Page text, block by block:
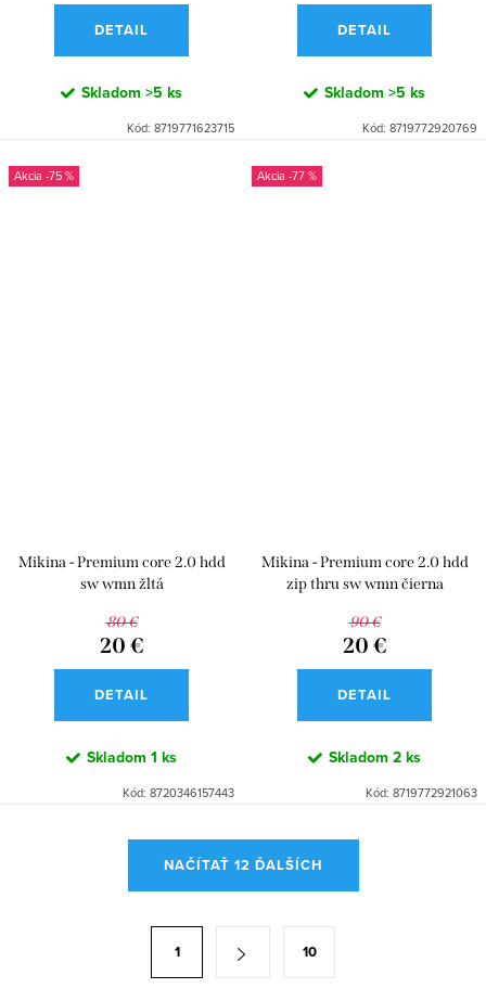
DETAIL
Skladom >5 ks
Kód: 8719771623715
DETAIL
Skladom >5 ks
Kód: 8719772920769
-75 %
Mikina - Premium core 2.0 hdd
sw wmn žltá
80 €
20 €
DETAIL
Skladom 1 ks
Kód: 8720346157443
-77 %
Mikina - Premium core 2.0 hdd
zip thru sw wmn čierna
90 €
20 €
DETAIL
Skladom 2 ks
Kód: 8719772921063
NAČÍTAŤ 12 ĎALŠÍCH
1 10